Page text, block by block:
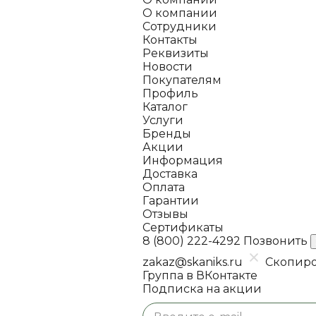
О компании
Сотрудники
Контакты
Реквизиты
Новости
Покупателям
Профиль
Каталог
Услуги
Бренды
Акции
Информация
Доставка
Оплата
Гарантии
Отзывы
Сертификаты
8 (800) 222-4292 Позвонить
zakaz@skaniks.ru
Группа в ВКонтакте
Подписка на акции